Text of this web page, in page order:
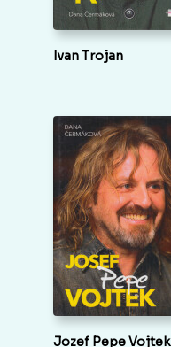
Ivan Trojan
Jozef Pepe Vojtek